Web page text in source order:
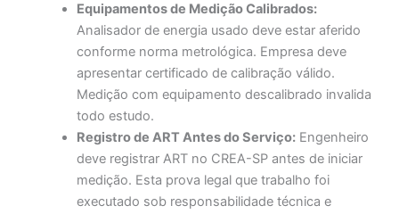
Equipamentos de Medição Calibrados:
Analisador de energia usado deve estar aferido
conforme norma metrológica. Empresa deve
apresentar certificado de calibração válido.
Medição com equipamento descalibrado invalida
todo estudo.
Registro de ART Antes do Serviço: Engenheiro
deve registrar ART no CREA-SP antes de iniciar
medição. Esta prova legal que trabalho foi
executado sob responsabilidade técnica e